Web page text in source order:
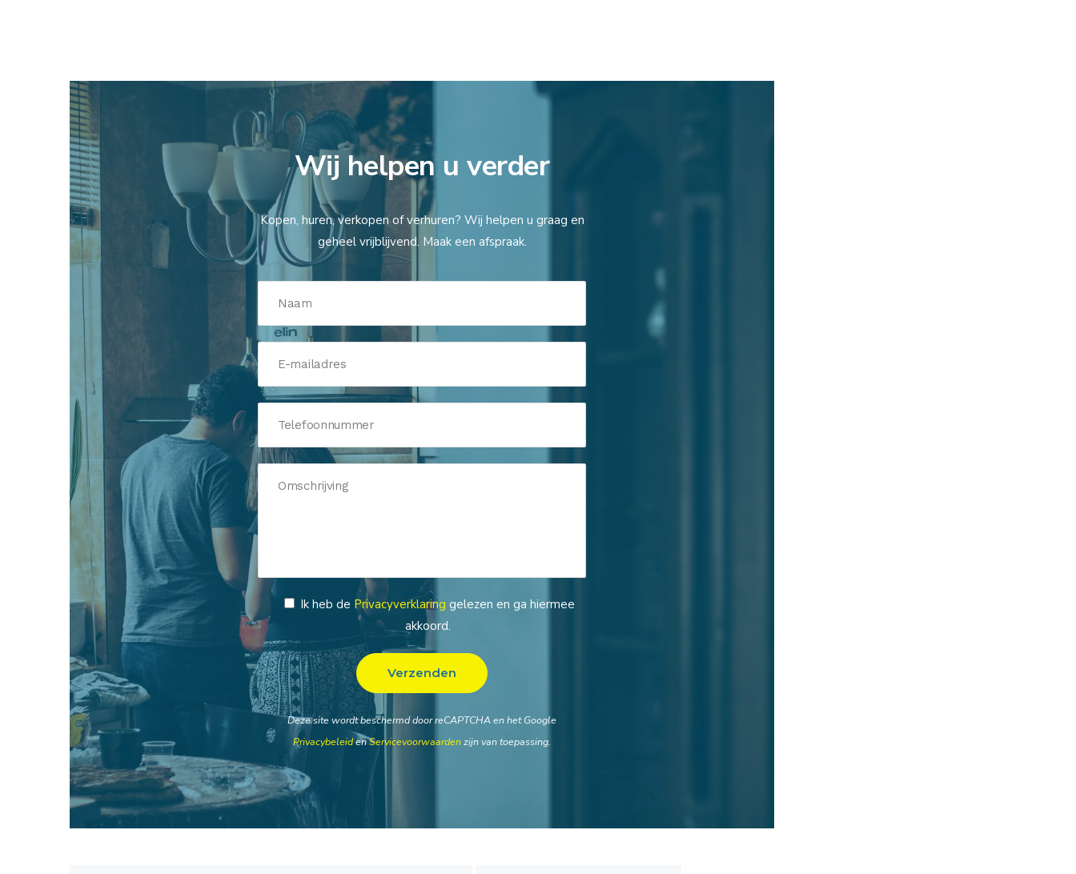
Wij helpen u verder
Kopen, huren, verkopen of verhuren? Wij helpen u graag en
geheel vrijblijvend. Maak een afspraak.
Ik heb de Privacyverklaring gelezen en ga hiermee
akkoord.
Deze site wordt beschermd door reCAPTCHA en het Google
PrivacybeleidenServicevoorwaardenzijn van toepassing.